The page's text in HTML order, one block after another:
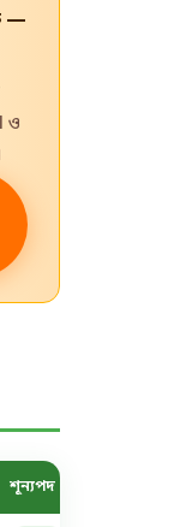
—
ও
শূন্যপদ